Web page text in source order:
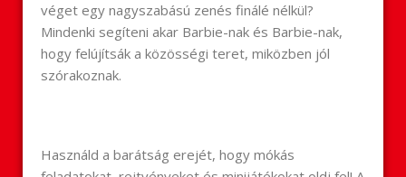
véget egy nagyszabású zenés finálé nélkül?
Mindenki segíteni akar Barbie-nak és Barbie-nak,
hogy felújítsák a közösségi teret, miközben jól
szórakoznak.
Használd a barátság erejét, hogy mókás